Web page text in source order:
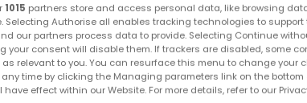
590.000 €
1015 partners store and access personal data, like browsing
Selecting Authorise all enables tracking technologies to
our partners process data to provide. Selecting Continue
your consent will disable them. If trackers are disabled, some
as relevant to you. You can resurface this menu to change your
time by clicking the Managing parameters link on the bottom
have effect within our Website. For more details, refer to our